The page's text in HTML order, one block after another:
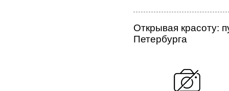
Открывая красоту:
Петербурга